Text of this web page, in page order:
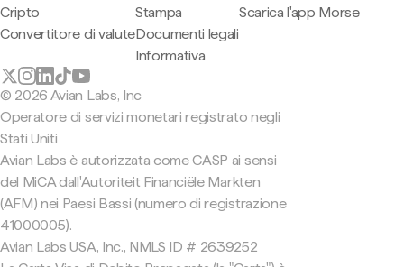
Cripto
Convertitore di valute
Stampa
Documenti legali
Informativa
Scarica l'app Morse
© 2026 Avian Labs, Inc
Operatore di servizi monetari registrato negli
Stati Uniti
Avian Labs è autorizzata come CASP ai sensi
del MiCA dall'Autoriteit Financiële Markten
(AFM) nei Paesi Bassi (numero di registrazione
41000005).
Avian Labs USA, Inc., NMLS ID # 2639252